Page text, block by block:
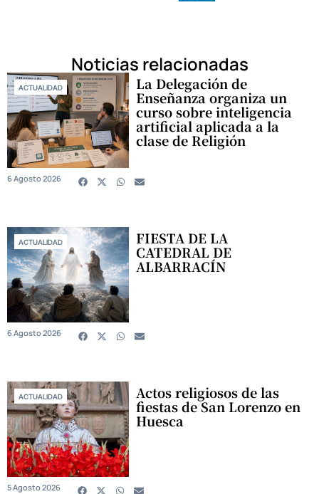
Noticias relacionadas
ACTUALIDAD La Delegación de
Enseñanza organiza un
curso sobre inteligencia
artificial aplicada a la
clase de Religión
6 Agosto 2026
ACTUALIDAD FIESTA DE LA
CATEDRAL DE
ALBARRACÍN
6 Agosto 2026
ACTUALIDAD Actos religiosos de las
fiestas de San Lorenzo en
Huesca
5 Agosto 2026